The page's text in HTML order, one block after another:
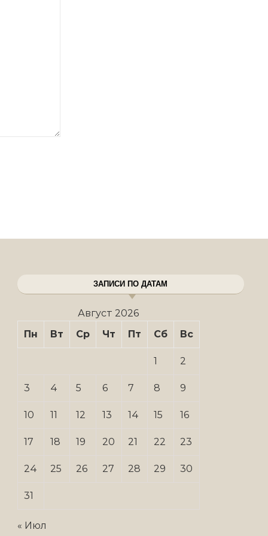
ЗАПИСИ ПО ДАТАМ
Август 2026
Пн
Вт Ср Чт Пт Сб Вс
1 2
3 4 5 6 7 8 9
10 11 12 13 14 15 16
17 18 19 20 21 22 23
24 25 26 27 28 29 30
31
« Июл